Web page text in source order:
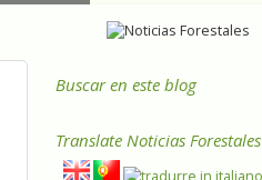
Buscar en este blog
Translate Noticias Forestales